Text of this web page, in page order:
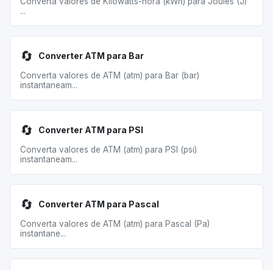
...
🔄 Converter ATM para Bar
Converta valores de ATM (atm) para Bar (bar)
instantaneam...
🔄 Converter ATM para PSI
Converta valores de ATM (atm) para PSI (psi)
instantaneam...
🔄 Converter ATM para Pascal
Converta valores de ATM (atm) para Pascal (Pa)
instantane...